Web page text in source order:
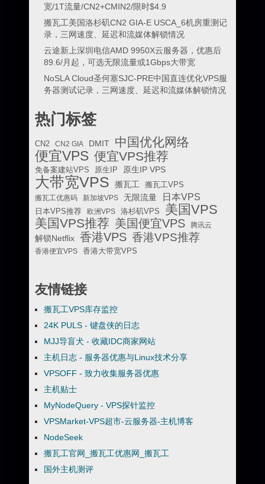
宽/1T流量/CN2+CMIN2/限时$4.9
搬瓦工美国洛杉矶CN2 GIA-E USCA_6机房重测记
录，三网速度、延迟和流媒体解锁情况
云途新上深圳电信AMD 9950X云服务器，优惠后
89.6/月起，可选无限流量或1Gbps大带宽
NoSLA Cloud圣何塞SJC-PRE中国直连优化VPS服
务器测试记录，三网速度、延迟和流媒体解锁情况
热门标签
CN2 CN2 GIA DMIT 中国优化网络
便宜VPS 便宜VPS推荐
免备案建站VPS 原生IP 原生IP VPS
大带宽VPS 搬瓦工
搬瓦工VPS
搬瓦工优惠码
新加坡VPS 无限流量 日本VPS
日本VPS推荐 欧洲VPS 洛杉矶VPS 美国VPS
美国VPS推荐 美国便宜VPS 腾讯云
解锁Netflix 香港VPS 香港VPS推荐
香港便宜VPS 香港大带宽VPS
友情链接
搬瓦工VPS库存监控
24K PULS - 键盘侠的日志
MJJ导盲犬 - 收藏IDC商家网站
主机日志 - 服务器优惠与Linux技术分享
VPSOFF - 致力收集服务器优惠
主机贴士
MyNodeQuery - VPS探针监控
VPSMarket-VPS超市-云服务器-主机博客
NodeSeek
搬瓦工官网_搬瓦工优惠网_搬瓦工
国外主机测评